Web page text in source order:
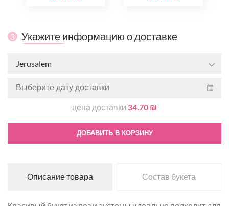
3 Укажите информацию о доставке
Jerusalem
цена доставки 34.70 ₪
ДОБАВИТЬ В КОРЗИНУ
Описание товара Состав букета